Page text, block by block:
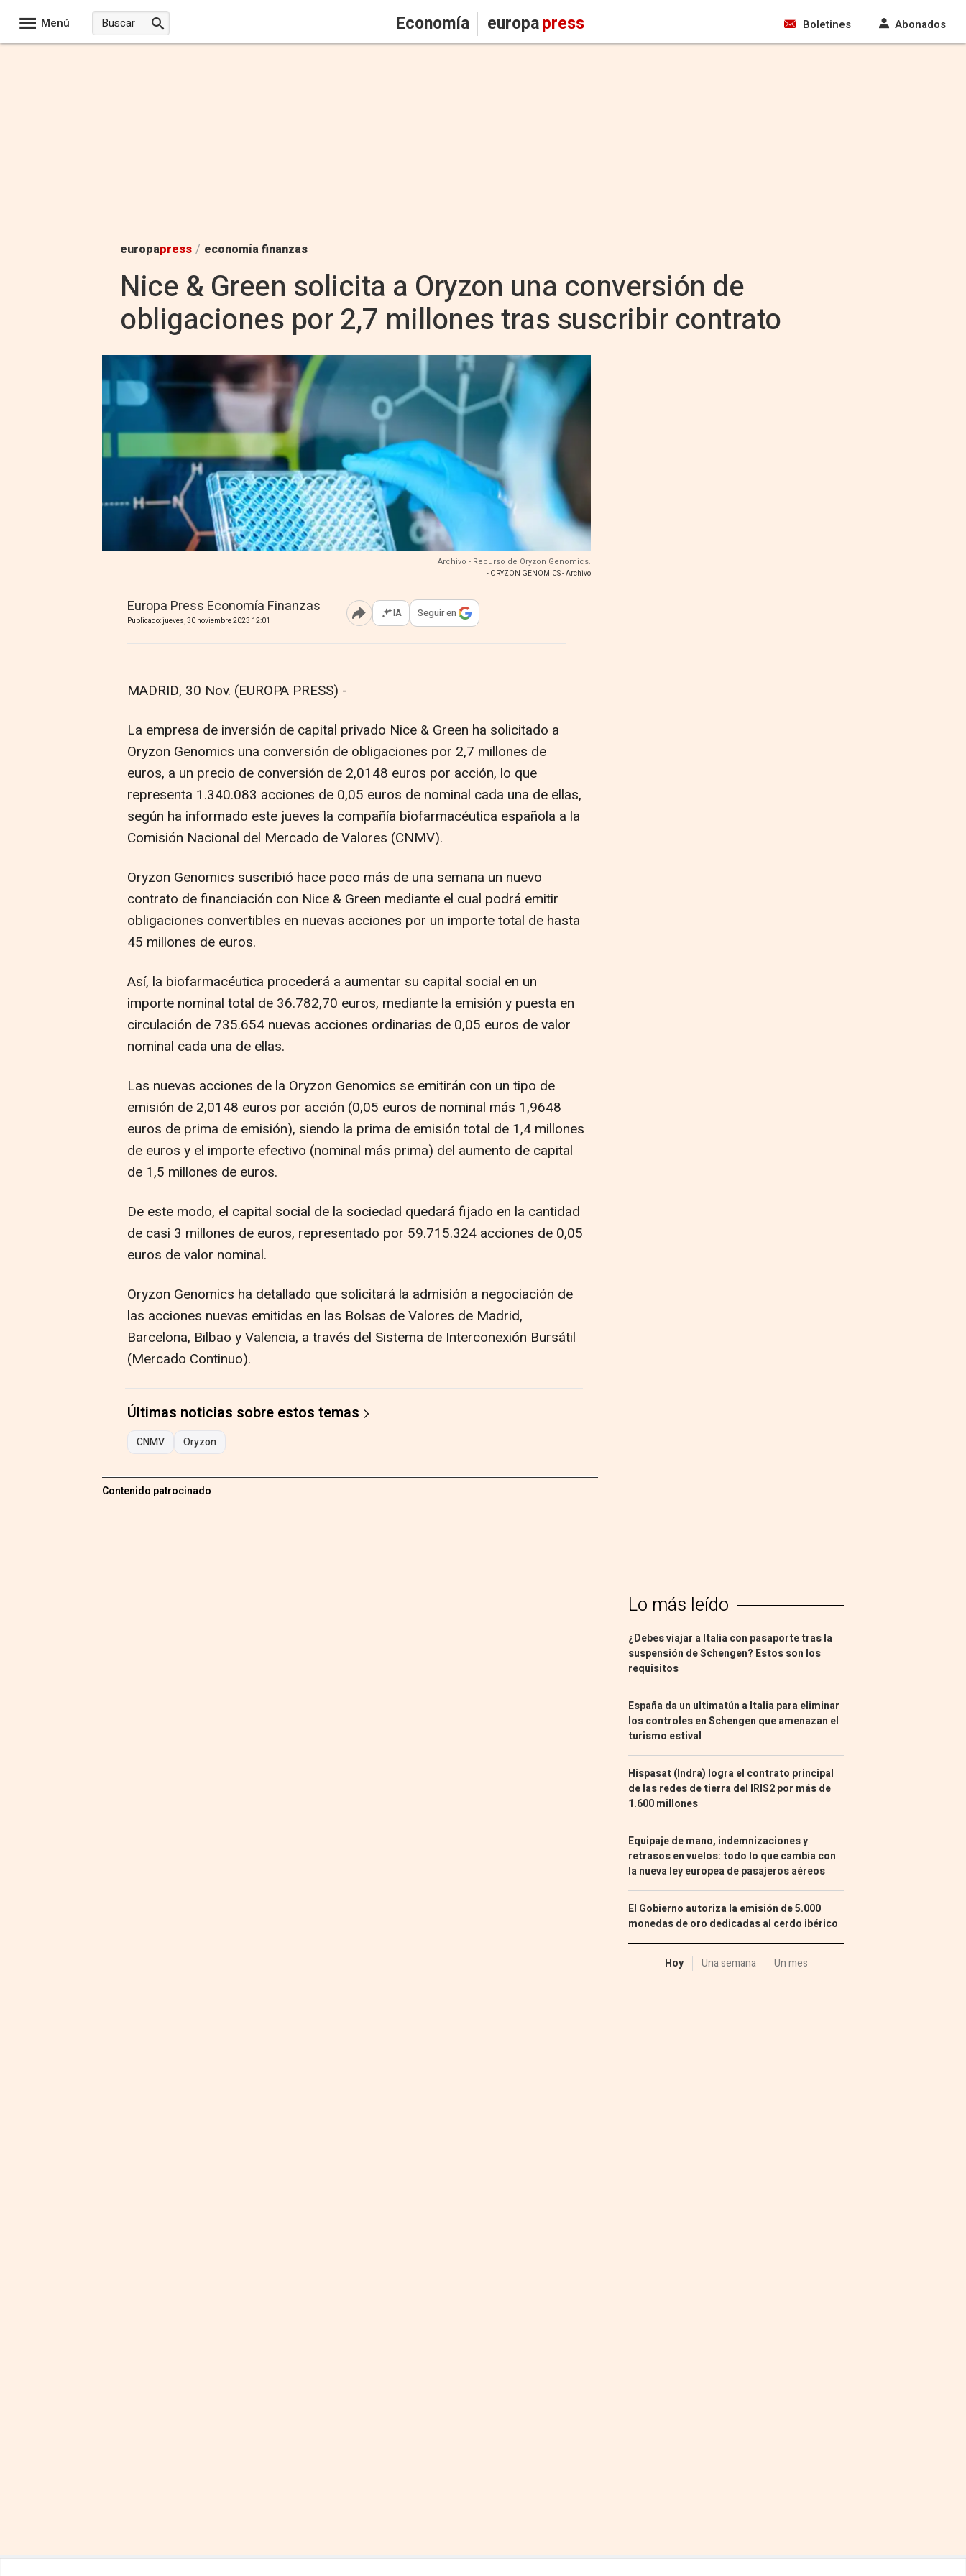
Menú Economía europapress Boletines Abonados
europapress / economía finanzas
Nice & Green solicita a Oryzon una conversión de
obligaciones por 2,7 millones tras suscribir contrato
Archivo - Recurso de Oryzon Genomics.
- ORYZON GENOMICS - Archivo
Europa Press Economía Finanzas
Publicado: jueves, 30 noviembre 2023 12:01 Abrir opciones para compartir
IA Seguir en
MADRID, 30 Nov. (EUROPA PRESS) -
La empresa de inversión de capital privado Nice & Green ha solicitado a
Oryzon Genomics una conversión de obligaciones por 2,7 millones de
euros, a un precio de conversión de 2,0148 euros por acción, lo que
representa 1.340.083 acciones de 0,05 euros de nominal cada una de ellas,
según ha informado este jueves la compañía biofarmacéutica española a la
Comisión Nacional del Mercado de Valores (CNMV).
Oryzon Genomics suscribió hace poco más de una semana un nuevo
contrato de financiación con Nice & Green mediante el cual podrá emitir
obligaciones convertibles en nuevas acciones por un importe total de hasta
45 millones de euros.
Así, la biofarmacéutica procederá a aumentar su capital social en un
importe nominal total de 36.782,70 euros, mediante la emisión y puesta en
circulación de 735.654 nuevas acciones ordinarias de 0,05 euros de valor
nominal cada una de ellas.
Las nuevas acciones de la Oryzon Genomics se emitirán con un tipo de
emisión de 2,0148 euros por acción (0,05 euros de nominal más 1,9648
euros de prima de emisión), siendo la prima de emisión total de 1,4 millones
de euros y el importe efectivo (nominal más prima) del aumento de capital
de 1,5 millones de euros.
De este modo, el capital social de la sociedad quedará fijado en la cantidad
de casi 3 millones de euros, representado por 59.715.324 acciones de 0,05
euros de valor nominal.
Oryzon Genomics ha detallado que solicitará la admisión a negociación de
las acciones nuevas emitidas en las Bolsas de Valores de Madrid,
Barcelona, Bilbao y Valencia, a través del Sistema de Interconexión Bursátil
(Mercado Continuo).
Últimas noticias sobre estos temas
CNMV Oryzon
Contenido patrocinado
Lo más leído
¿Debes viajar a Italia con pasaporte tras la
suspensión de Schengen? Estos son los
requisitos
España da un ultimatún a Italia para eliminar
los controles en Schengen que amenazan el
turismo estival
Hispasat (Indra) logra el contrato principal
de las redes de tierra del IRIS2 por más de
1.600 millones
Equipaje de mano, indemnizaciones y
retrasos en vuelos: todo lo que cambia con
la nueva ley europea de pasajeros aéreos
El Gobierno autoriza la emisión de 5.000
monedas de oro dedicadas al cerdo ibérico
Hoy Una semana Un mes